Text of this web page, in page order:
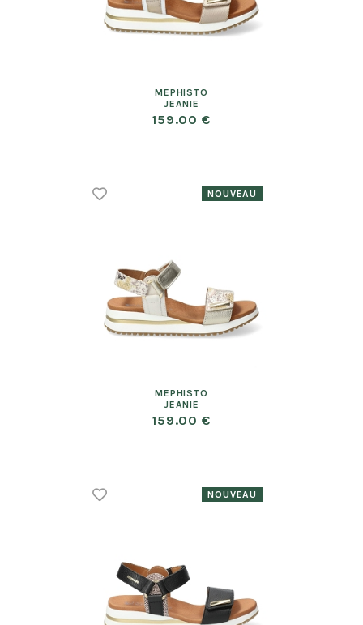
MEPHISTO
JEANIE
159.00 €
MEPHISTO
JEANIE
159.00 €